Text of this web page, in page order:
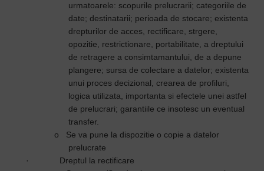
urmatoarele: scopurile prelucrarii; categoriile de
date; destinatarii; perioada de stocare; existenta
drepturilor de acces, rectificare, strgere,
opozitie, restrictionare, portabilitate, a dreptului
de retragere a consimtamantului, de a depune
plangere; sursa de colectare a datelor; existenta
unui proces decizional, crearea de profiluri,
logica utilizata, importanta si efectele unei astfel
de prelucrari; garantiile ce insotesc un eventual
transfer.
o
Se va pune la dispozitie o copie a datelor
prelucrate
·
Dreptul la rectificare